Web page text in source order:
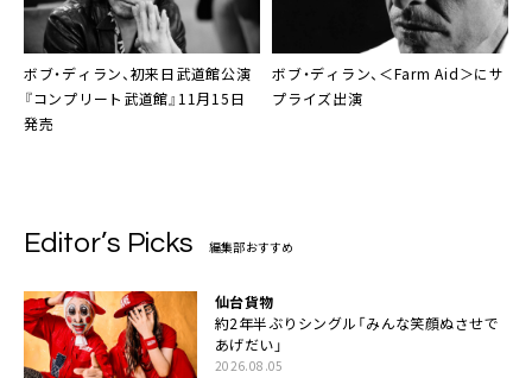
ボブ・ディラン、初来日武道館公演
『コンプリート武道館』11月15日
発売
ボブ・ディラン、＜Farm Aid＞にサ
プライズ出演
Editor’s Picks 編集部おすすめ
仙台貨物
約2年半ぶりシングル「みんな笑顔ぬさせで
あげだい」
2026.08.05